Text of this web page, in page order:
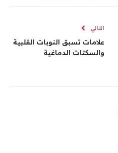
التالي
علامات تسبق النوبات القلبية
والسكتات الدماغية